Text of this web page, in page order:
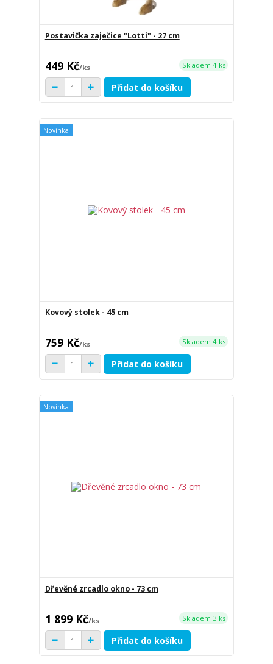
Postavička zaječice "Lotti" - 27 cm
449 Kč/ks Skladem 4 ks
Přidat do košíku
Novinka
Kovový stolek - 45 cm
759 Kč/ks Skladem 4 ks
Přidat do košíku
Novinka
Dřevěné zrcadlo okno - 73 cm
1 899 Kč/ks Skladem 3 ks
Přidat do košíku